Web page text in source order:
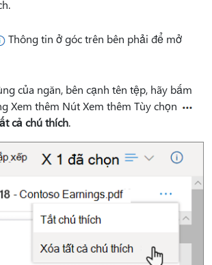
Thông tin ở góc trên bên phải để mở
của ngăn, bên cạnh tên tệp, hãy bấm
Xem thêm Nút Xem thêm Tùy chọn
cả chú thích.